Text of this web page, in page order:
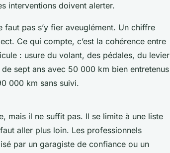
interventions doivent alerter.
pas s’y fier aveuglément. Un chiffre
Ce qui compte, c’est la cohérence entre
: usure du volant, des pédales, du levier
sept ans avec 50 000 km bien entretenus
000 km sans suivi.
mais il ne suffit pas. Il se limite à une liste
aller plus loin. Les professionnels
par un garagiste de confiance ou un